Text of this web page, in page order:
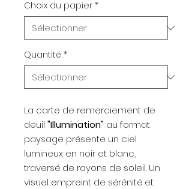
Choix du papier *
Quantité *
La carte de remerciement de
deuil "Illumination" au format
paysage présente un ciel
lumineux en noir et blanc,
traversé de rayons de soleil. Un
visuel empreint de sérénité et